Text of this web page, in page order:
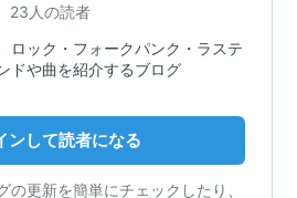
23人の読者
ロック・フォークパンク・ラステ
ドや曲を紹介するブログ
ンして読者になる
の更新を簡単にチェックしたり、